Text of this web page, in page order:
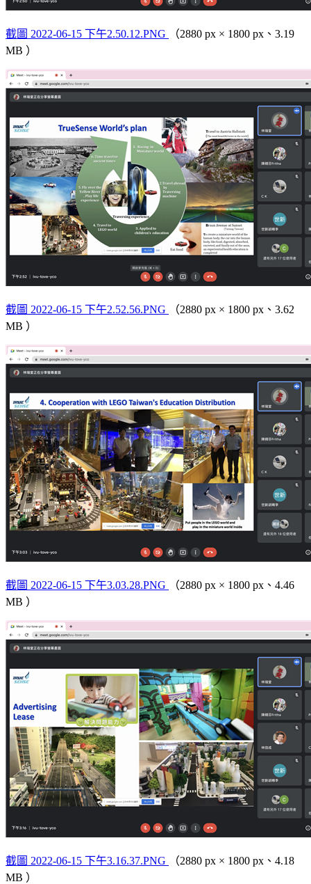
截圖 2022-06-15 下午2.50.12.PNG
（2880 px × 1800 px、3.19
MB ）
截圖 2022-06-15 下午2.52.56.PNG
（2880 px × 1800 px、3.62
MB ）
截圖 2022-06-15 下午3.03.28.PNG
（2880 px × 1800 px、4.46
MB ）
截圖 2022-06-15 下午3.16.37.PNG
（2880 px × 1800 px、4.18
MB ）